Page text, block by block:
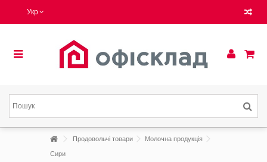
Укр
Продовольчі товари Молочна продукція
Сири